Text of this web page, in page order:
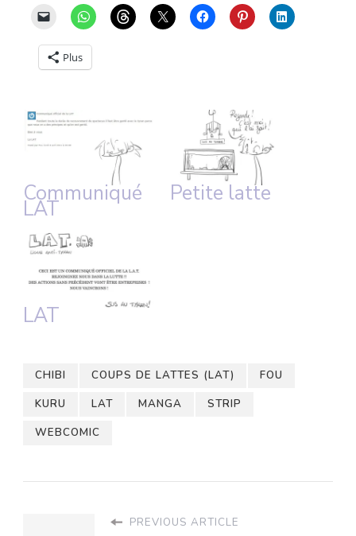
Plus
Communiqué
LAT
Petite latte
LAT
CHIBI COUPS DE LATTES (LAT)
FOU
KURU
LAT MANGA
STRIP
WEBCOMIC
PREVIOUS ARTICLE